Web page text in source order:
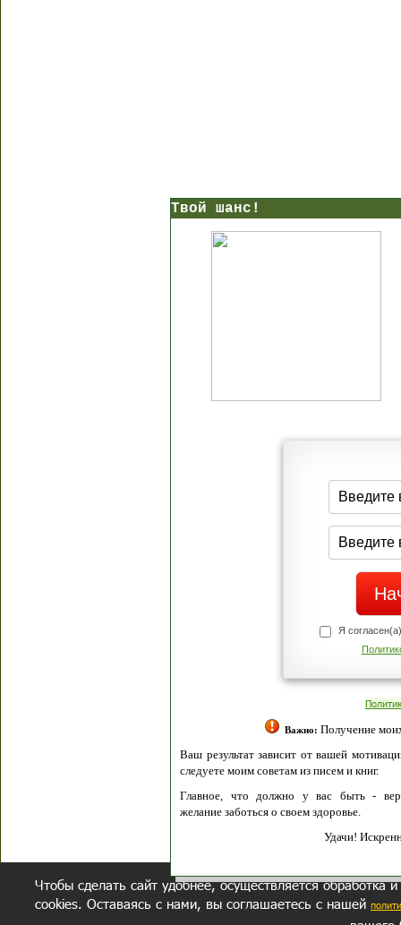
Твой шанс!
Я
Важно: Получение
Ваш результат зависит от вашей
следуете моим советам из писем и книг.
Главное, что должно у вас быть -
желание заботься о своем здоровье.
Удачи!
Чтобы сделать сайт удобнее, осуществляется обработка
cookies. Оставаясь с нами, вы соглашаетесь с нашей